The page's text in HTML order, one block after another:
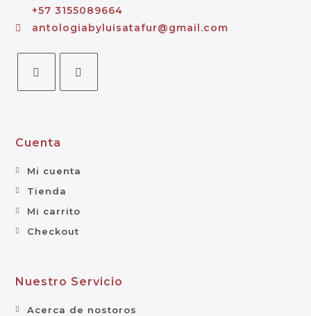
+57 3155089664
antologiabyluisatafur@gmail.com
Cuenta
Mi cuenta
Tienda
Mi carrito
Checkout
Nuestro Servicio
Acerca de nostoros